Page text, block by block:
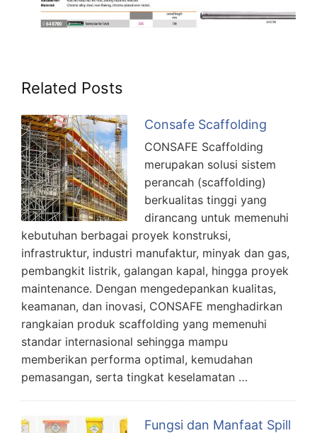
Related Posts
Consafe Scaffolding
CONSAFE Scaffolding
merupakan solusi sistem
perancah (scaffolding)
berkualitas tinggi yang
dirancang untuk memenuhi
kebutuhan berbagai proyek konstruksi,
infrastruktur, industri manufaktur, minyak dan gas,
pembangkit listrik, galangan kapal, hingga proyek
maintenance. Dengan mengedepankan kualitas,
keamanan, dan inovasi, CONSAFE menghadirkan
rangkaian produk scaffolding yang memenuhi
standar internasional sehingga mampu
memberikan performa optimal, kemudahan
pemasangan, serta tingkat keselamatan …
Fungsi dan Manfaat Spill